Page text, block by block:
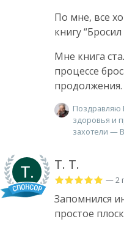
По мне, все
книгу
Мне книга
процессе
продолжения.
Поздравляю
здоровья и
захотели —
Т. Т.
— 2
Запомнился
простое